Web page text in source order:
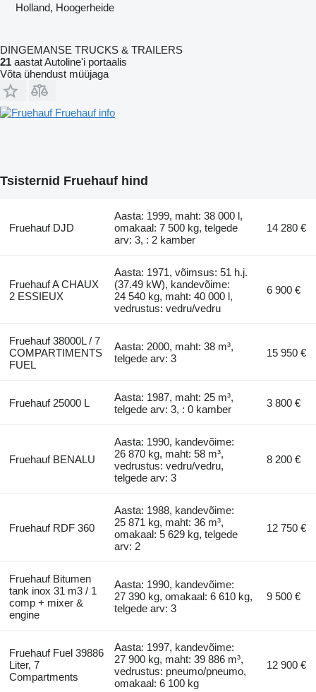
Holland, Hoogerheide
DINGEMANSE TRUCKS & TRAILERS
21 aastat Autoline'i portaalis
Võta ühendust müüjaga
Fruehauf info
Tsisternid Fruehauf hind
Fruehauf DJD
Aasta: 1999, maht: 38 000 l,
omakaal: 7 500 kg, telgede
arv: 3, : 2 kamber
14 280 €
Fruehauf A CHAUX
2 ESSIEUX
Aasta: 1971, võimsus: 51 h.j.
(37.49 kW), kandevõime:
24 540 kg, maht: 40 000 l,
vedrustus: vedru/vedru
6 900 €
Fruehauf 38000L / 7
COMPARTIMENTS
FUEL
Aasta: 2000, maht: 38 m³,
telgede arv: 3
15 950 €
Fruehauf 25000 L
Aasta: 1987, maht: 25 m³,
telgede arv: 3, : 0 kamber
3 800 €
Fruehauf BENALU
Aasta: 1990, kandevõime:
26 870 kg, maht: 58 m³,
vedrustus: vedru/vedru,
telgede arv: 3
8 200 €
Fruehauf RDF 360
Aasta: 1988, kandevõime:
25 871 kg, maht: 36 m³,
omakaal: 5 629 kg, telgede
arv: 2
12 750 €
Fruehauf Bitumen
tank inox 31 m3 / 1
comp + mixer &
engine
Aasta: 1990, kandevõime:
27 390 kg, omakaal: 6 610 kg,
telgede arv: 3
9 500 €
Fruehauf Fuel 39886
Liter, 7
Compartments
Aasta: 1997, kandevõime:
27 900 kg, maht: 39 886 m³,
vedrustus: pneumo/pneumo,
omakaal: 6 100 kg
12 900 €